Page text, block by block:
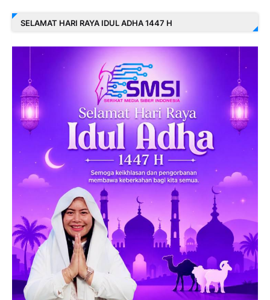
SELAMAT HARI RAYA IDUL ADHA 1447 H